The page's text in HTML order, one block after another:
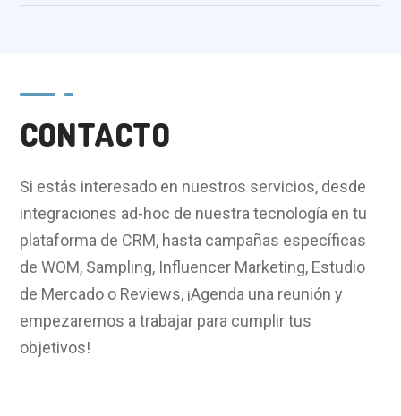
CONTACTO
Si estás interesado en nuestros servicios, desde
integraciones ad-hoc de nuestra tecnología en tu
plataforma de CRM, hasta campañas específicas
de WOM, Sampling, Influencer Marketing, Estudio
de Mercado o Reviews, ¡Agenda una reunión y
empezaremos a trabajar para cumplir tus
objetivos!